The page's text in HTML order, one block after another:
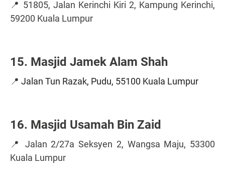
📍 51805, Jalan Kerinchi Kiri 2, Kampung Kerinchi,
59200 Kuala Lumpur
15. Masjid Jamek Alam Shah
📍 Jalan Tun Razak, Pudu, 55100 Kuala Lumpur
16. Masjid Usamah Bin Zaid
📍 Jalan 2/27a Seksyen 2, Wangsa Maju, 53300
Kuala Lumpur